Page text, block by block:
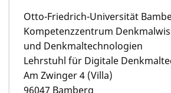
Otto-Friedrich-Universität
Kompetenzzentrum
und Denkmaltechnologien
Lehrstuhl für Digitale
Am Zwinger 4 (Villa)
96047 Bamberg